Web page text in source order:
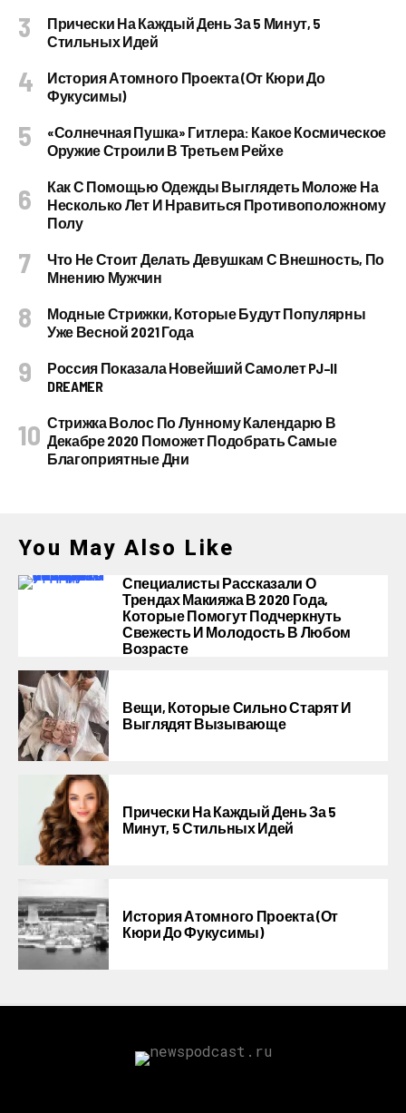
Прически На Каждый День За 5 Минут, 5
Стильных Идей
История Атомного Проекта (от Кюри До
Фукусимы)
«Солнечная Пушка» Гитлера: Какое Космическое
Оружие Строили В Третьем Рейхе
Как С Помощью Одежды Выглядеть Моложе На
Несколько Лет И Нравиться Противоположному
Полу
Что Не Стоит Делать Девушкам С Внешность, По
Мнению Мужчин
Модные Стрижки, Которые Будут Популярны
Уже Весной 2021 Года
Россия Показала Новейший Самолет PJ–II
DREAMER
Стрижка Волос По Лунному Календарю В
Декабре 2020 Поможет Подобрать Самые
Благоприятные Дни
You May Also Like
Специалисты Рассказали О
Трендах Макияжа В 2020 Года,
Которые Помогут Подчеркнуть
Свежесть И Молодость В Любом
Возрасте
Вещи, Которые Сильно Старят И
Выглядят Вызывающе
Прически На Каждый День За 5
Минут, 5 Стильных Идей
История Атомного Проекта (от
Кюри До Фукусимы)